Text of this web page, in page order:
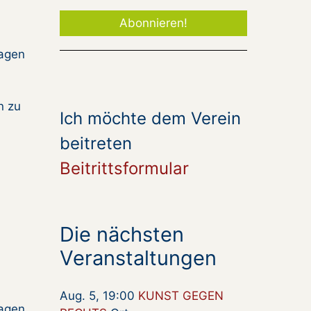
zu
Ich möchte dem Verein
beitreten
Beitrittsformular
Die nächsten
Veranstaltungen
Aug. 5, 19:00 KUNST GEGEN